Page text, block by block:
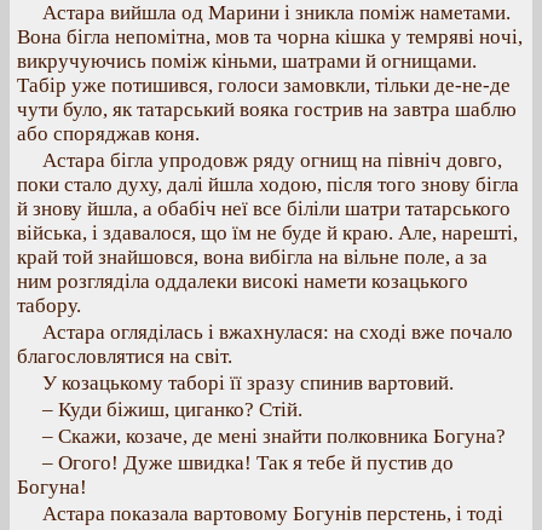
Астара вийшла од Марини і зникла поміж наметами.
Вона бігла непомітна, мов та чорна кішка у темряві ночі,
викручуючись поміж кіньми, шатрами й огнищами.
Табір уже потишився, голоси замовкли, тільки де-не-де
чути було, як татарський вояка гострив на завтра шаблю
або споряджав коня.
Астара бігла упродовж ряду огнищ на північ довго,
поки стало духу, далі йшла ходою, після того знову бігла
й знову йшла, а обабіч неї все біліли шатри татарського
війська, і здавалося, що їм не буде й краю. Але, нарешті,
край той знайшовся, вона вибігла на вільне поле, а за
ним розгляділа оддалеки високі намети козацького
табору.
Астара огляділась і вжахнулася: на сході вже почало
благословлятися на світ.
У козацькому таборі її зразу спинив вартовий.
– Куди біжиш, циганко? Стій.
– Скажи, козаче, де мені знайти полковника Богуна?
– Огого! Дуже швидка! Так я тебе й пустив до
Богуна!
Астара показала вартовому Богунів перстень, і тоді